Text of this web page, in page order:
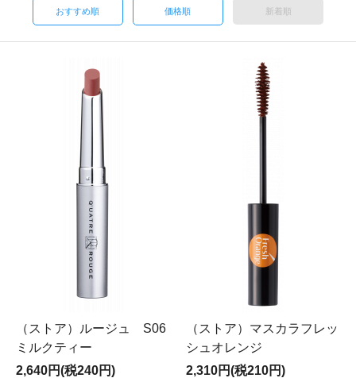
おすすめ順 価格順 新着順
（ストア）ルージュ S06
ミルクティー
2,640円(税240円)
（ストア）マスカラフレッ
シュオレンジ
2,310円(税210円)